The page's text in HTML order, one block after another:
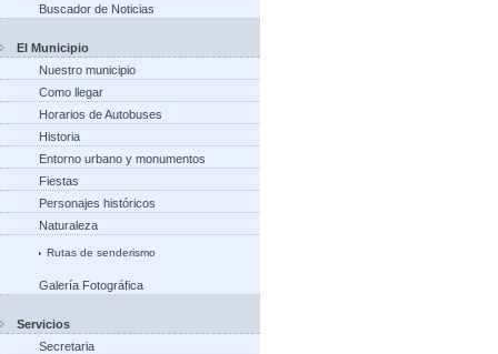
Buscador de Noticias
El Municipio
Nuestro municipio
Como llegar
Horarios de Autobuses
Historia
Entorno urbano y monumentos
Fiestas
Personajes históricos
Naturaleza
Rutas de senderismo
Galería Fotográfica
Servicios
Secretaria